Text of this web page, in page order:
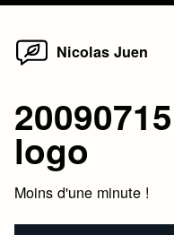
Skip
Nicolas Juen
logo
Moins d'une minute !